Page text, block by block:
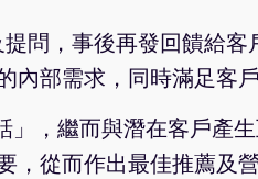
問，事後再發回饋給
部需求，同時滿足客
，繼而與潛在客戶產
從而作出最佳推薦及